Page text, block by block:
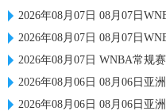
2026年08月07日 08月07日WNBA
2026年08月07日 08月07日WNBA常规
2026年08月07日 WNBA常规赛 拉斯
2026年08月06日 08月06日亚洲大学生
2026年08月06日 08月06日亚洲大学生